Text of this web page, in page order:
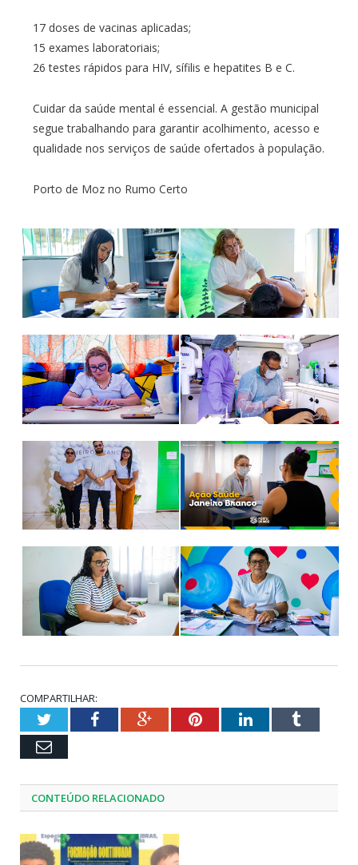
17 doses de vacinas aplicadas;
15 exames laboratoriais;
26 testes rápidos para HIV, sífilis e hepatites B e C.
Cuidar da saúde mental é essencial. A gestão municipal
segue trabalhando para garantir acolhimento, acesso e
qualidade nos serviços de saúde ofertados à população.
Porto de Moz no Rumo Certo
COMPARTILHAR:
TwitterFacebookGoogle+PinterestLinkedInTumblr
Email
CONTEÚDO RELACIONADO